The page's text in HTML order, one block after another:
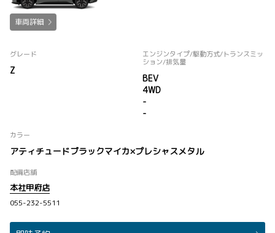
車両詳細
グレード
Z
エンジンタイプ/駆動方式/トランスミッ
ション/排気量
BEV
4WD
-
-
カラー
アティチュードブラックマイカ×プレシャスメタル
配備店舗
本社甲府店
055-232-5511